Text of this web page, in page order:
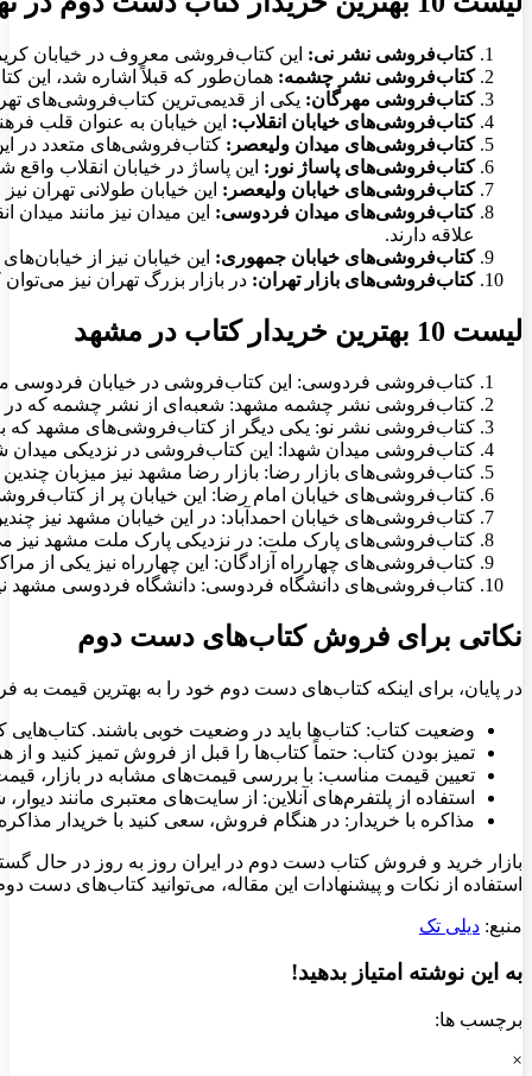
کتاب‌فروشی نشر نی: این کتاب‌فروشی معروف در خیابان
کتاب‌فروشی نشر چشمه: همان‌طور که قبلاً اشاره شد، این
کتاب‌فروشی مهرگان: یکی از قدیمی‌ترین کتاب‌فروشی‌های
کتاب‌فروشی‌های خیابان انقلاب: این خیابان به عنوان قلب
کتاب‌فروشی‌های میدان ولیعصر: کتاب‌فروشی‌های متعدد در
کتاب‌فروشی‌های پاساژ نور: این پاساژ در خیابان انقلاب
کتاب‌فروشی‌های خیابان ولیعصر: این خیابان طولانی تهران
کتاب‌فروشی‌های میدان فردوسی: این میدان نیز مانند
علاقه دارند.
کتاب‌فروشی‌های خیابان جمهوری: این خیابان نیز از
کتاب‌فروشی‌های بازار تهران: در بازار بزرگ تهران نیز
لیست 10 بهترین خریدار کتاب در مشهد
کتاب‌فروشی فردوسی: این کتاب‌فروشی در خیابان فردوسی
کتاب‌فروشی نشر چشمه مشهد: شعبه‌ای از نشر چشمه که
کتاب‌فروشی نشر نو: یکی دیگر از کتاب‌فروشی‌های مشهد که
کتاب‌فروشی میدان شهدا: این کتاب‌فروشی در نزدیکی
کتاب‌فروشی‌های بازار رضا: بازار رضا مشهد نیز میزبان
کتاب‌فروشی‌های خیابان امام رضا: این خیابان پر از
کتاب‌فروشی‌های خیابان احمدآباد: در این خیابان مشهد نیز
کتاب‌فروشی‌های پارک ملت: در نزدیکی پارک ملت مشهد نیز
کتاب‌فروشی‌های چهارراه آزادگان: این چهارراه نیز یکی از
کتاب‌فروشی‌های دانشگاه فردوسی: دانشگاه فردوسی مشهد
نکاتی برای فروش کتاب‌های دست دوم
در پایان، برای اینکه کتاب‌های دست دوم خود را به بهترین قیمت به
وضعیت کتاب: کتاب‌ها باید در وضعیت خوبی باشند.
تمیز بودن کتاب: حتماً کتاب‌ها را قبل از فروش تمیز کنید و از
تعیین قیمت مناسب: با بررسی قیمت‌های مشابه در بازار،
استفاده از پلتفرم‌های آنلاین: از سایت‌های معتبری مانند
مذاکره با خریدار: در هنگام فروش، سعی کنید با خریدار
بازار خرید و فروش کتاب دست دوم در ایران روز به روز در حال
استفاده از نکات و پیشنهادات این مقاله، می‌توانید کتاب‌های دست
منبع: دیلی تک
به این نوشته امتیاز بدهید!
برچسب ها:
×